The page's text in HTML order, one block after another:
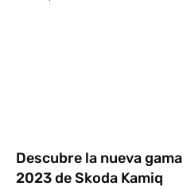
Descubre la nueva gama
2023 de Skoda Kamiq